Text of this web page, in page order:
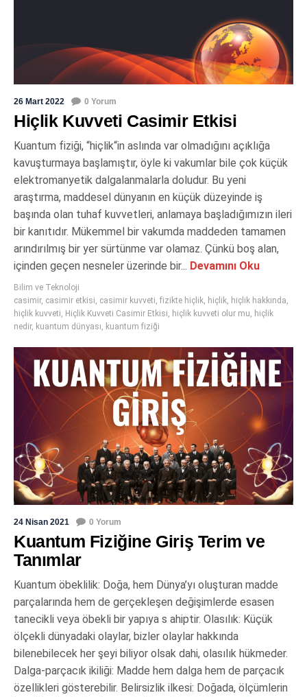
26 Mart 2022 0 Yorum
Hiçlik Kuvveti Casimir Etkisi
Kuantum fiziği, “hiçlik“in aslında var olmadığını açıklığa
kavuşturmaya başlamıştır, öyle ki vakumlar bile çok küçük
elektromanyetik dalgalanmalarla doludur. Bu yeni
araştırma, maddesel dünyanın en küçük düzeyinde iş
başında olan tuhaf kuvvetleri, anlamaya başladığımızın ileri
bir kanıtıdır. Mükemmel bir vakumda maddeden tamamen
arındırılmış bir yer sürtünme var olamaz. Çünkü boş alan,
içinden geçen nesneler üzerinde bir... Devamını Oku
Bilim ve Teknoloji
casimir, casimir etkisi, casimir kuvveti, fizikte hiçlik, hiçlik, hiçlik hakkında,
hiçlik kuvveti, Hiçlik Kuvveti Casimir Etkisi, hiçlik kuvveti olur mu, hiçlik
nedir, kuantum dünyası, kuantum fiziği
24 Nisan 2021 0 Yorum
Kuantum Fiziğine Giriş Terim ve
Tanımlar
Kuantum öbeklilik: Doğa, hem Dünya’yı oluşturan madde
parçalarında hem de gerçekleşen değişimlerde esasen
tanecikli veya öbekli bir yapıya s ahiptir. Olasılık: Küçük
ölçekli dünyadaki olaylar, bizler olaylar hakkında
bilenebilecek her şeyi biliyor olsak dahi, olasılık hükmeder.
Dalga-parçacık ikiliği: Madde hem dalga hem de parçacık
özellikleri gösterebilir. Belirsizlik ilkesi: Doğada, ölçümlerin